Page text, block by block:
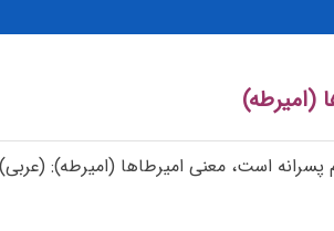
(امیرطه)
پسرانه است، معنی امیرطاها (امیرطه):